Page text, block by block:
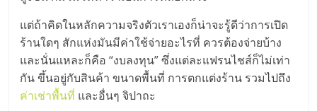
แฟ
รน
ไชส์,
แต่ถ้าคิดในหลักความจริงตัวเราเองก็น่าจะรู้ดีว่าการเปิด
ร้านใดๆ สักแห่งมันมีค่าใช้จ่ายอะไรที่ ควรต้องจ่ายบ้าง
และนั่นแหละก็คือ “งบลงทุน” ซึ่งแต่ละแฟรนไชส์ก็ไม่เท่า
กัน ขึ้นอยู่กับสินค้า ขนาดพื้นที่ การตกแต่งร้าน รวมไปถึง
ค่าเช่าพื้นที่ และอื่นๆ จิปาถะ